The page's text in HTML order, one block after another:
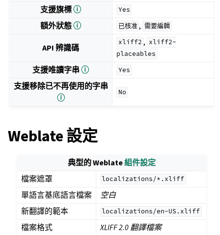
支援旗標ⓘ Yes
額外狀態ⓘ 已核准 , 需要編輯
API 辨識碼
xliff2 , xliff2-
placeables
支援唯讀字串ⓘ Yes
支援移除已不再使用的字串
ⓘ
No
Weblate 設定
典型的 Weblate組件設定
檔案遮罩
localizations/*.xliff
單語言基底語言檔案
空白
新翻譯的範本
localizations/en-US.xliff
檔案格式 XLIFF 2.0 翻譯檔案